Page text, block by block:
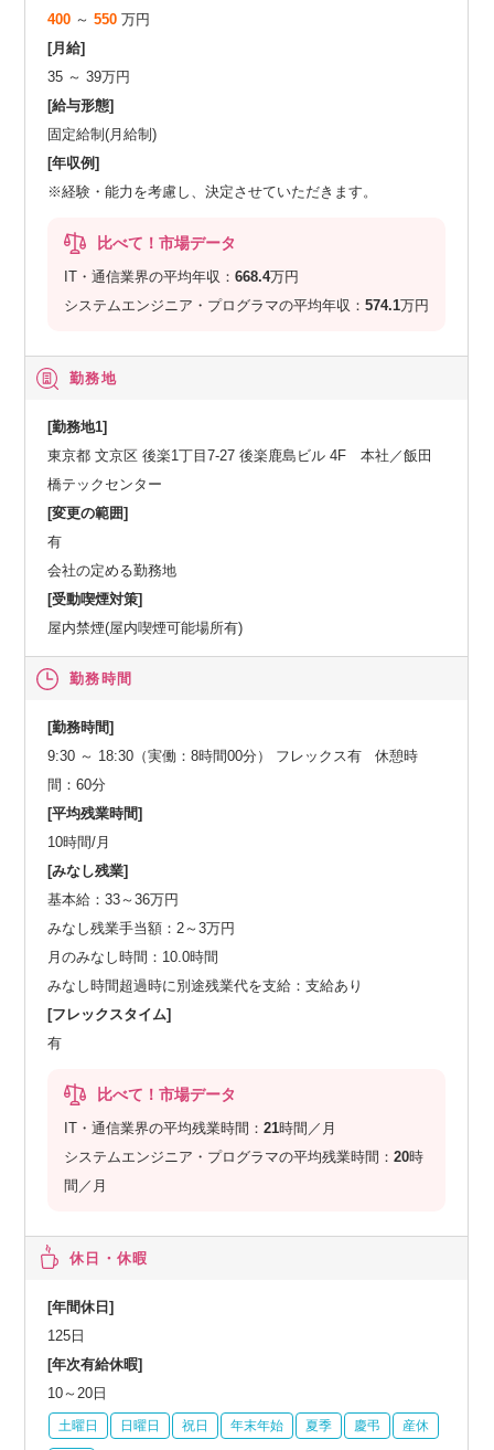
400 ～550 万円
[月給]
35 ～ 39万円
[給与形態]
固定給制(月給制)
[年収例]
※経験・能力を考慮し、決定させていただきます。
比べて！市場データ
IT・通信業界の平均年収：668.4万円
システムエンジニア・プログラマの平均年収：574.1万円
勤務地
[勤務地1]
東京都 文京区 後楽1丁目7-27 後楽鹿島ビル 4F 本社／飯田
橋テックセンター
[変更の範囲]
有
会社の定める勤務地
[受動喫煙対策]
屋内禁煙(屋内喫煙可能場所有)
勤務時間
[勤務時間]
9:30 ～ 18:30（実働：8時間00分） フレックス有 休憩時
間：60分
[平均残業時間]
10時間/月
[みなし残業]
基本給：33～36万円
みなし残業手当額：2～3万円
月のみなし時間：10.0時間
みなし時間超過時に別途残業代を支給：支給あり
[フレックスタイム]
有
比べて！市場データ
IT・通信業界の平均残業時間：21時間／月
システムエンジニア・プログラマの平均残業時間：20時
間／月
休日・休暇
[年間休日]
125日
[年次有給休暇]
10～20日
土曜日 日曜日 祝日 年末年始 夏季 慶弔 産休